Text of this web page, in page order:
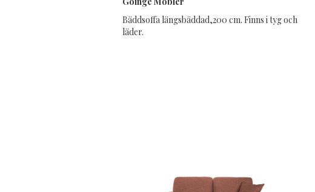
Bäddsoffa längsbäddad,200 cm. Finns i tyg och
läder.